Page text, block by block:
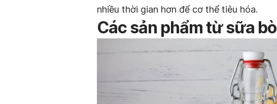
nhiều thời gian hơn để cơ thể tiêu hóa.
Các sản phẩm từ sữa bò